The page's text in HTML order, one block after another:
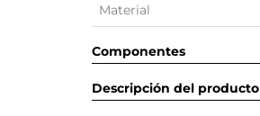
Material
Componentes
Descripción del producto